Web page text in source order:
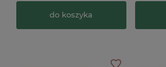
do koszyka